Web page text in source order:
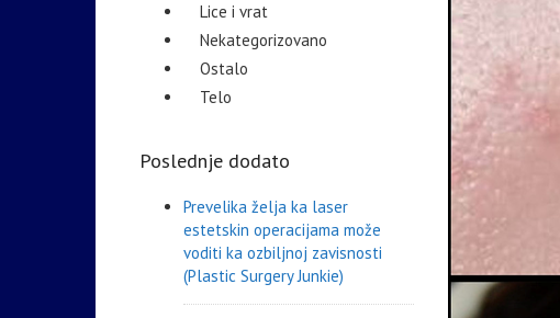
Lice i vrat
Nekategorizovano
Ostalo
Telo
Poslednje dodato
Prevelika želja ka laser
estetskin operacijama može
voditi ka ozbiljnoj zavisnosti
(Plastic Surgery Junkie)